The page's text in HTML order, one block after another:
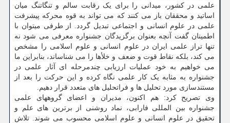
علمی در کشور، میدانی را برای یک رقابت سالم و تنگاتنگ میان
اساتید و محققان باز می کنند که می تواند به قوه محرکه پیشرفت
علمی در علوم انسانی و اجتماعی تبدیل گردد. از طرفی میتوان با
اطمینان گفت آنچه بعنوان برگزیدگان جشنواره معرفی می شود نه
تنها تراز علمی ایران در علوم انسانی و علوم اسلامی را مشخص
می کند، بلکه نقاط قوت و ضعف و خلأها را می شناساند، بنابراین ما
می خواهیم به خود عملیات ارزیابی چندمرحله ای آثار علمی در
جشنواره به مثابه یک کار علمی نگاه کرده و این حرکت را بعد از
مستندسازی مورد تحلیل ها و فراتحلیل های متعدد قرار دهیم.
وی تصریح کرد: هم اکنون، مدیران و اعضای گروههای علمی
جشنواره بین المللی فارابی، نماد روشنی از برترین های علم و
تحقیق در علوم انسانی و علوم اسلامی محسوب می شوند. تلاش